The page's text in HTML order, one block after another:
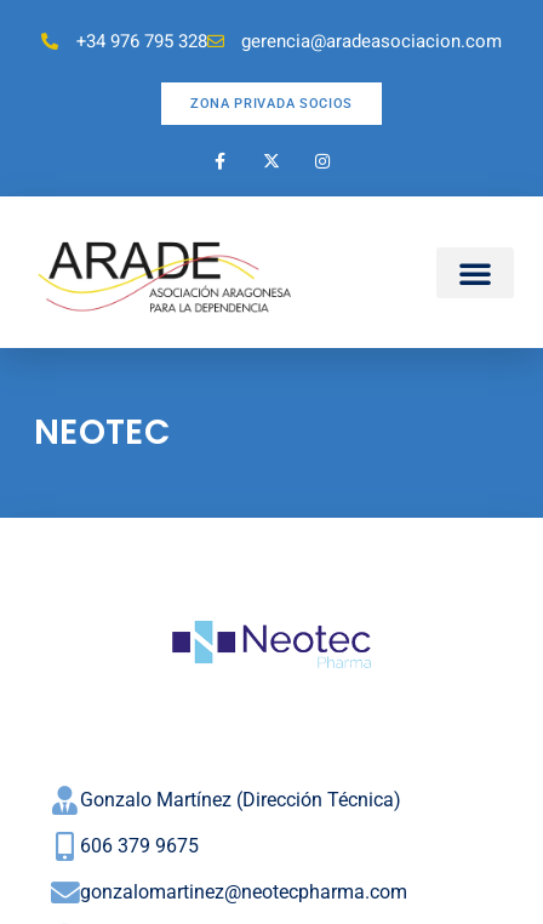
+34 976 795 328 gerencia@aradeasociacion.com
ZONA PRIVADA SOCIOS
NEOTEC
Gonzalo Martínez (Dirección Técnica)
606 379 9675
gonzalomartinez@neotecpharma.com